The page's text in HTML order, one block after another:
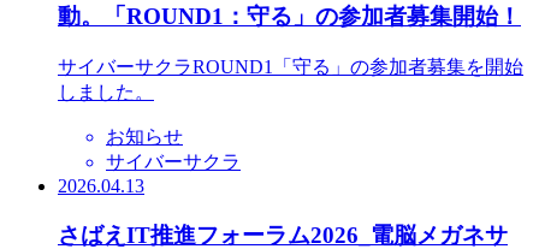
動。「ROUND1：守る」の参加者募集開始！
サイバーサクラROUND1「守る」の参加者募集を開始
しました。
お知らせ
サイバーサクラ
2026.04.13
さばえIT推進フォーラム2026_電脳メガネサ